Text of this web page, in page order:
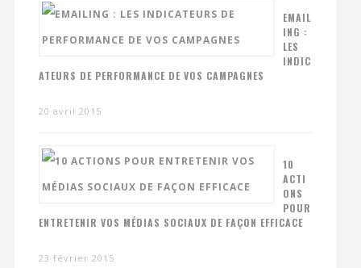
EMAIL
ING :
LES
INDIC
ATEURS DE PERFORMANCE DE VOS CAMPAGNES
20 avril 2015
10
ACTI
ONS
POUR
ENTRETENIR VOS MÉDIAS SOCIAUX DE FAÇON EFFICACE
23 février 2015